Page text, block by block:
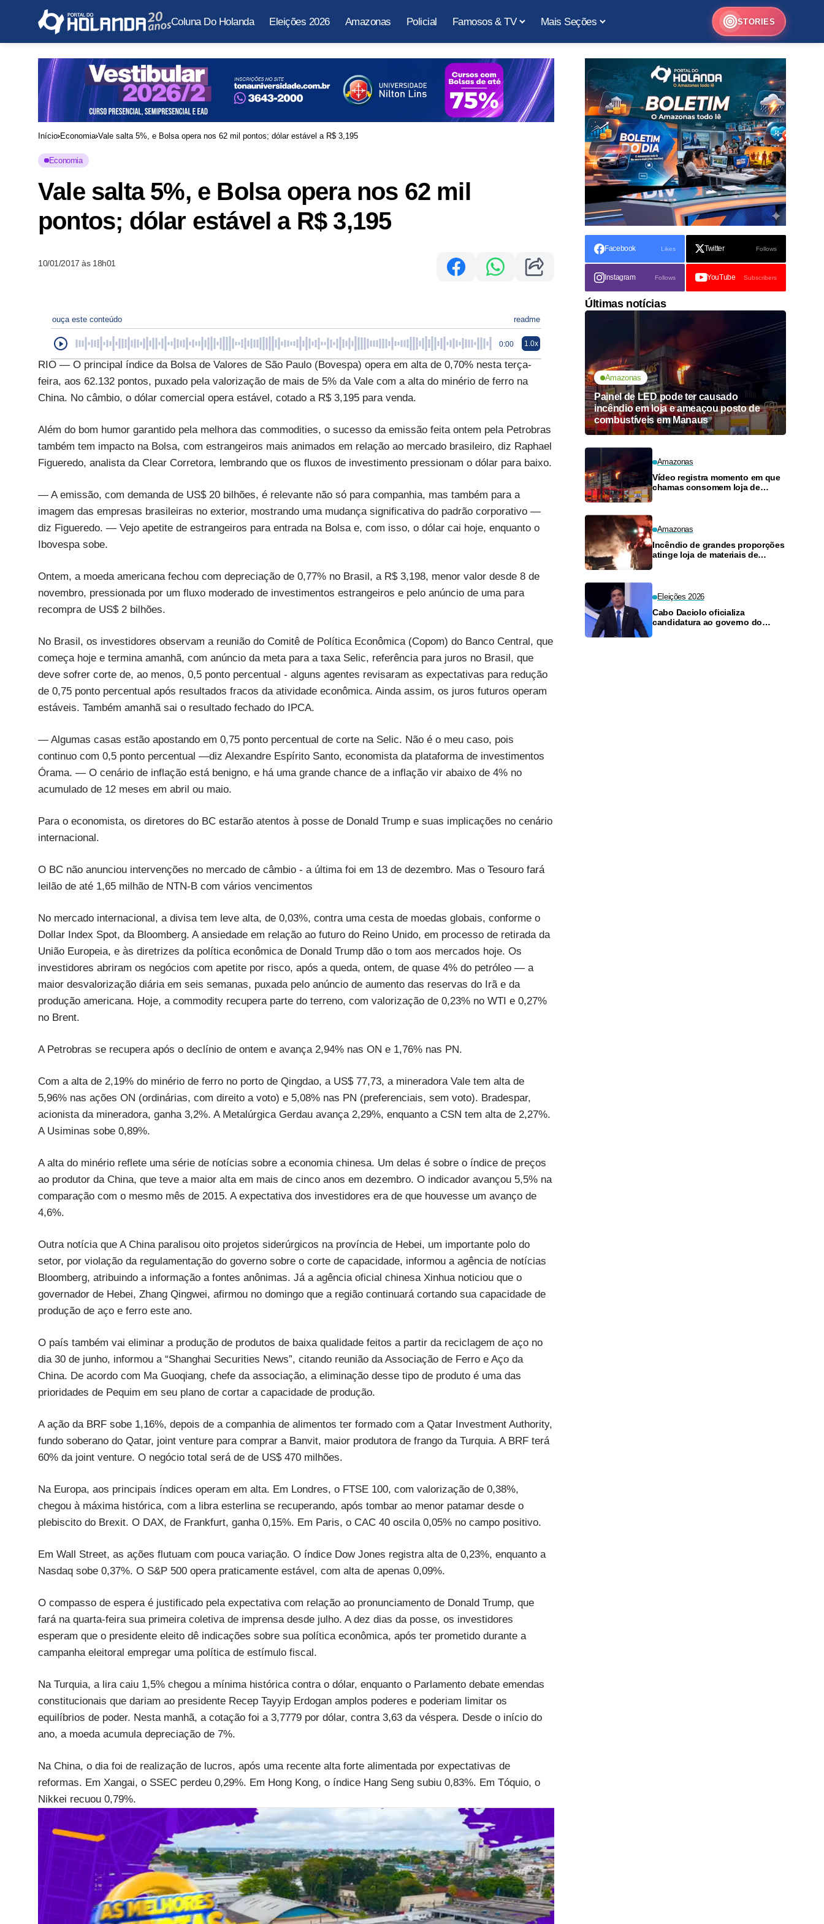
Coluna Do Holanda Eleições 2026 Amazonas Policial Famosos & TV Mais Seções STORIES
Início Economia Vale salta 5%, e Bolsa opera nos 62 mil pontos; dólar estável a R$ 3,195
Economia
Vale salta 5%, e Bolsa opera nos 62 mil
pontos; dólar estável a R$ 3,195
10/01/2017 às 18h01
ouça este conteúdo readme
0:00 1.0x
RIO — O principal índice da Bolsa de Valores de São Paulo (Bovespa) opera em alta de 0,70% nesta terça-
feira, aos 62.132 pontos, puxado pela valorização de mais de 5% da Vale com a alta do minério de ferro na
China. No câmbio, o dólar comercial opera estável, cotado a R$ 3,195 para venda.
Além do bom humor garantido pela melhora das commodities, o sucesso da emissão feita ontem pela Petrobras
também tem impacto na Bolsa, com estrangeiros mais animados em relação ao mercado brasileiro, diz Raphael
Figueredo, analista da Clear Corretora, lembrando que os fluxos de investimento pressionam o dólar para baixo.
— A emissão, com demanda de US$ 20 bilhões, é relevante não só para companhia, mas também para a
imagem das empresas brasileiras no exterior, mostrando uma mudança significativa do padrão corporativo —
diz Figueredo. — Vejo apetite de estrangeiros para entrada na Bolsa e, com isso, o dólar cai hoje, enquanto o
Ibovespa sobe.
Ontem, a moeda americana fechou com depreciação de 0,77% no Brasil, a R$ 3,198, menor valor desde 8 de
novembro, pressionada por um fluxo moderado de investimentos estrangeiros e pelo anúncio de uma para
recompra de US$ 2 bilhões.
No Brasil, os investidores observam a reunião do Comitê de Política Econômica (Copom) do Banco Central, que
começa hoje e termina amanhã, com anúncio da meta para a taxa Selic, referência para juros no Brasil, que
deve sofrer corte de, ao menos, 0,5 ponto percentual - alguns agentes revisaram as expectativas para redução
de 0,75 ponto percentual após resultados fracos da atividade econômica. Ainda assim, os juros futuros operam
estáveis. Também amanhã sai o resultado fechado do IPCA.
— Algumas casas estão apostando em 0,75 ponto percentual de corte na Selic. Não é o meu caso, pois
continuo com 0,5 ponto percentual —diz Alexandre Espírito Santo, economista da plataforma de investimentos
Órama. — O cenário de inflação está benigno, e há uma grande chance de a inflação vir abaixo de 4% no
acumulado de 12 meses em abril ou maio.
Para o economista, os diretores do BC estarão atentos à posse de Donald Trump e suas implicações no cenário
internacional.
O BC não anunciou intervenções no mercado de câmbio - a última foi em 13 de dezembro. Mas o Tesouro fará
leilão de até 1,65 milhão de NTN-B com vários vencimentos
No mercado internacional, a divisa tem leve alta, de 0,03%, contra uma cesta de moedas globais, conforme o
Dollar Index Spot, da Bloomberg. A ansiedade em relação ao futuro do Reino Unido, em processo de retirada da
União Europeia, e às diretrizes da política econômica de Donald Trump dão o tom aos mercados hoje. Os
investidores abriram os negócios com apetite por risco, após a queda, ontem, de quase 4% do petróleo — a
maior desvalorização diária em seis semanas, puxada pelo anúncio de aumento das reservas do Irã e da
produção americana. Hoje, a commodity recupera parte do terreno, com valorização de 0,23% no WTI e 0,27%
no Brent.
A Petrobras se recupera após o declínio de ontem e avança 2,94% nas ON e 1,76% nas PN.
Com a alta de 2,19% do minério de ferro no porto de Qingdao, a US$ 77,73, a mineradora Vale tem alta de
5,96% nas ações ON (ordinárias, com direito a voto) e 5,08% nas PN (preferenciais, sem voto). Bradespar,
acionista da mineradora, ganha 3,2%. A Metalúrgica Gerdau avança 2,29%, enquanto a CSN tem alta de 2,27%.
A Usiminas sobe 0,89%.
A alta do minério reflete uma série de notícias sobre a economia chinesa. Um delas é sobre o índice de preços
ao produtor da China, que teve a maior alta em mais de cinco anos em dezembro. O indicador avançou 5,5% na
comparação com o mesmo mês de 2015. A expectativa dos investidores era de que houvesse um avanço de
4,6%.
Outra notícia que A China paralisou oito projetos siderúrgicos na província de Hebei, um importante polo do
setor, por violação da regulamentação do governo sobre o corte de capacidade, informou a agência de notícias
Bloomberg, atribuindo a informação a fontes anônimas. Já a agência oficial chinesa Xinhua noticiou que o
governador de Hebei, Zhang Qingwei, afirmou no domingo que a região continuará cortando sua capacidade de
produção de aço e ferro este ano.
O país também vai eliminar a produção de produtos de baixa qualidade feitos a partir da reciclagem de aço no
dia 30 de junho, informou a “Shanghai Securities News”, citando reunião da Associação de Ferro e Aço da
China. De acordo com Ma Guoqiang, chefe da associação, a eliminação desse tipo de produto é uma das
prioridades de Pequim em seu plano de cortar a capacidade de produção.
A ação da BRF sobe 1,16%, depois de a companhia de alimentos ter formado com a Qatar Investment Authority,
fundo soberano do Qatar, joint venture para comprar a Banvit, maior produtora de frango da Turquia. A BRF terá
60% da joint venture. O negócio total será de de US$ 470 milhões.
Na Europa, aos principais índices operam em alta. Em Londres, o FTSE 100, com valorização de 0,38%,
chegou à máxima histórica, com a libra esterlina se recuperando, após tombar ao menor patamar desde o
plebiscito do Brexit. O DAX, de Frankfurt, ganha 0,15%. Em Paris, o CAC 40 oscila 0,05% no campo positivo.
Em Wall Street, as ações flutuam com pouca variação. O índice Dow Jones registra alta de 0,23%, enquanto a
Nasdaq sobe 0,37%. O S&P 500 opera praticamente estável, com alta de apenas 0,09%.
O compasso de espera é justificado pela expectativa com relação ao pronunciamento de Donald Trump, que
fará na quarta-feira sua primeira coletiva de imprensa desde julho. A dez dias da posse, os investidores
esperam que o presidente eleito dê indicações sobre sua política econômica, após ter prometido durante a
campanha eleitoral empregar uma política de estímulo fiscal.
Na Turquia, a lira caiu 1,5% chegou a mínima histórica contra o dólar, enquanto o Parlamento debate emendas
constitucionais que dariam ao presidente Recep Tayyip Erdogan amplos poderes e poderiam limitar os
equilíbrios de poder. Nesta manhã, a cotação foi a 3,7779 por dólar, contra 3,63 da véspera. Desde o início do
ano, a moeda acumula depreciação de 7%.
Na China, o dia foi de realização de lucros, após uma recente alta forte alimentada por expectativas de
reformas. Em Xangai, o SSEC perdeu 0,29%. Em Hong Kong, o índice Hang Seng subiu 0,83%. Em Tóquio, o
Nikkei recuou 0,79%.
Facebook Likes Twitter Follows
Instagram Follows YouTube Subscribers
Últimas notícias
Amazonas
Painel de LED pode ter causado
incêndio em loja e ameaçou posto de
combustíveis em Manaus
Amazonas
Vídeo registra momento em que
chamas consomem loja de
Amazonas
Incêndio de grandes proporções
atinge loja de materiais de
Eleições 2026
Cabo Daciolo oficializa
candidatura ao governo do